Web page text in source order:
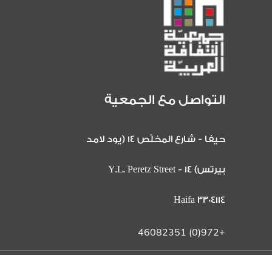
التواصل مع الجمعية
حيفا - شارع المخلّص 14 (يود لامد
بيرتس) 14 Y.L. Peretz Street -
Haifa 3304114
+972(0) 46082351